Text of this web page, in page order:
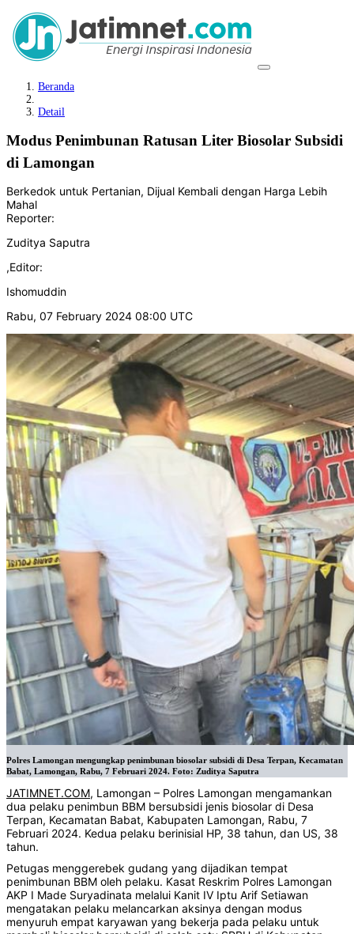
Beranda
Detail
Modus Penimbunan Ratusan Liter Biosolar Subsidi
di Lamongan
Berkedok untuk Pertanian, Dijual Kembali dengan Harga Lebih
Mahal
Reporter:
Zuditya Saputra
,Editor:
Ishomuddin
Rabu, 07 February 2024 08:00 UTC
Polres Lamongan mengungkap penimbunan biosolar subsidi di Desa Terpan, Kecamatan
Babat, Lamongan, Rabu, 7 Februari 2024. Foto: Zuditya Saputra
JATIMNET.COM, Lamongan – Polres Lamongan mengamankan
dua pelaku penimbun BBM bersubsidi jenis biosolar di Desa
Terpan, Kecamatan Babat, Kabupaten Lamongan, Rabu, 7
Februari 2024. Kedua pelaku berinisial HP, 38 tahun, dan US, 38
tahun.
Petugas menggerebek gudang yang dijadikan tempat
penimbunan BBM oleh pelaku. Kasat Reskrim Polres Lamongan
AKP I Made Suryadinata melalui Kanit IV Iptu Arif Setiawan
mengatakan pelaku melancarkan aksinya dengan modus
menyuruh empat karyawan yang bekerja pada pelaku untuk